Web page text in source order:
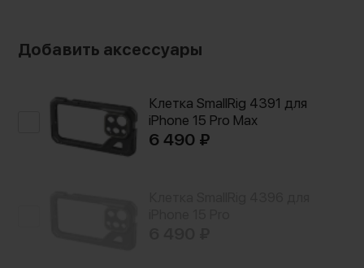
Добавить аксессуары
Клетка SmallRig 4391 для
iPhone 15 Pro Max
6 490 ₽